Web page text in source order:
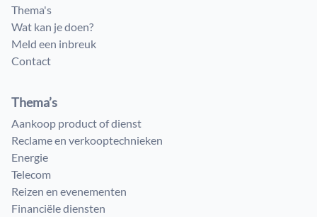
Thema's
Wat kan je doen?
Meld een inbreuk
Contact
Thema’s
Aankoop product of dienst
Reclame en verkooptechnieken
Energie
Telecom
Reizen en evenementen
Financiële diensten